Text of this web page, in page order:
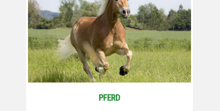
PFERD